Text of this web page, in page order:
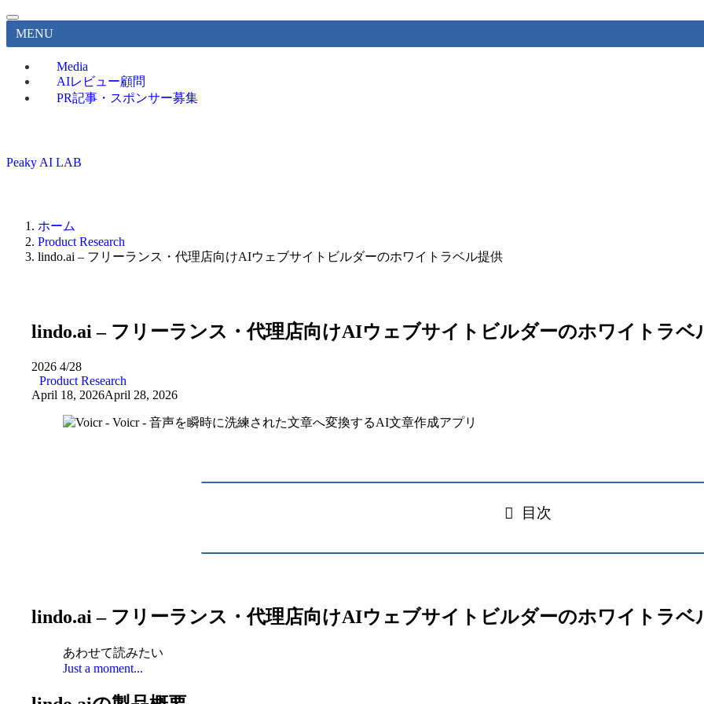
MENU
Media
AIレビュー顧問
PR記事・スポンサー募集
Peaky AI LAB
ホーム
Product Research
lindo.ai – フリーランス・代理店向けAIウェブサイトビルダーのホワイトラベル提供
lindo.ai – フリーランス・代理店向けAIウェブサイトビルダーのホワイトラベ
2026 4/28
Product Research
April 18, 2026April 28, 2026
目次
lindo.ai – フリーランス・代理店向けAIウェブサイトビルダーのホワイトラベ
あわせて読みたい
Just a moment...